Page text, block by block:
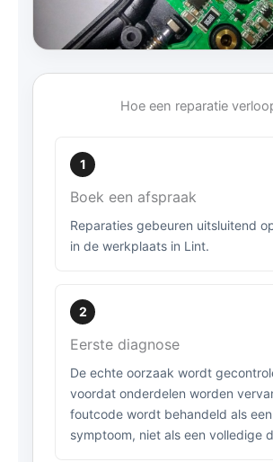
Hoe een reparatie
1
Boek een afspraak
Reparaties gebeuren uitsluitend
in de werkplaats in Lint.
2
Eerste diagnose
De echte oorzaak wordt
voordat onderdelen worden
foutcode wordt behandeld als een
symptoom, niet als een volledige